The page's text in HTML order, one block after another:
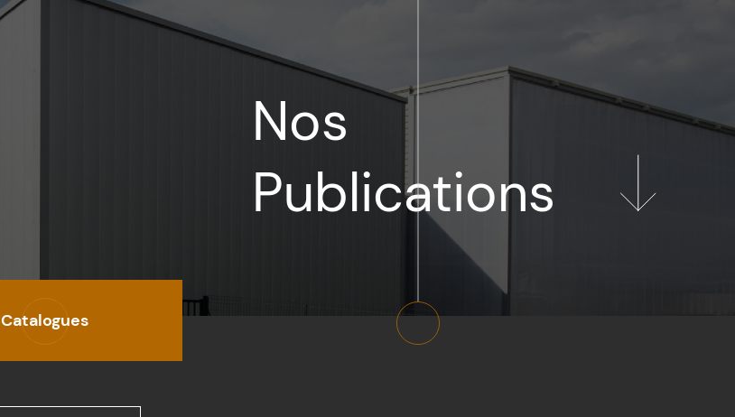
Nos
Publications
Catalogues